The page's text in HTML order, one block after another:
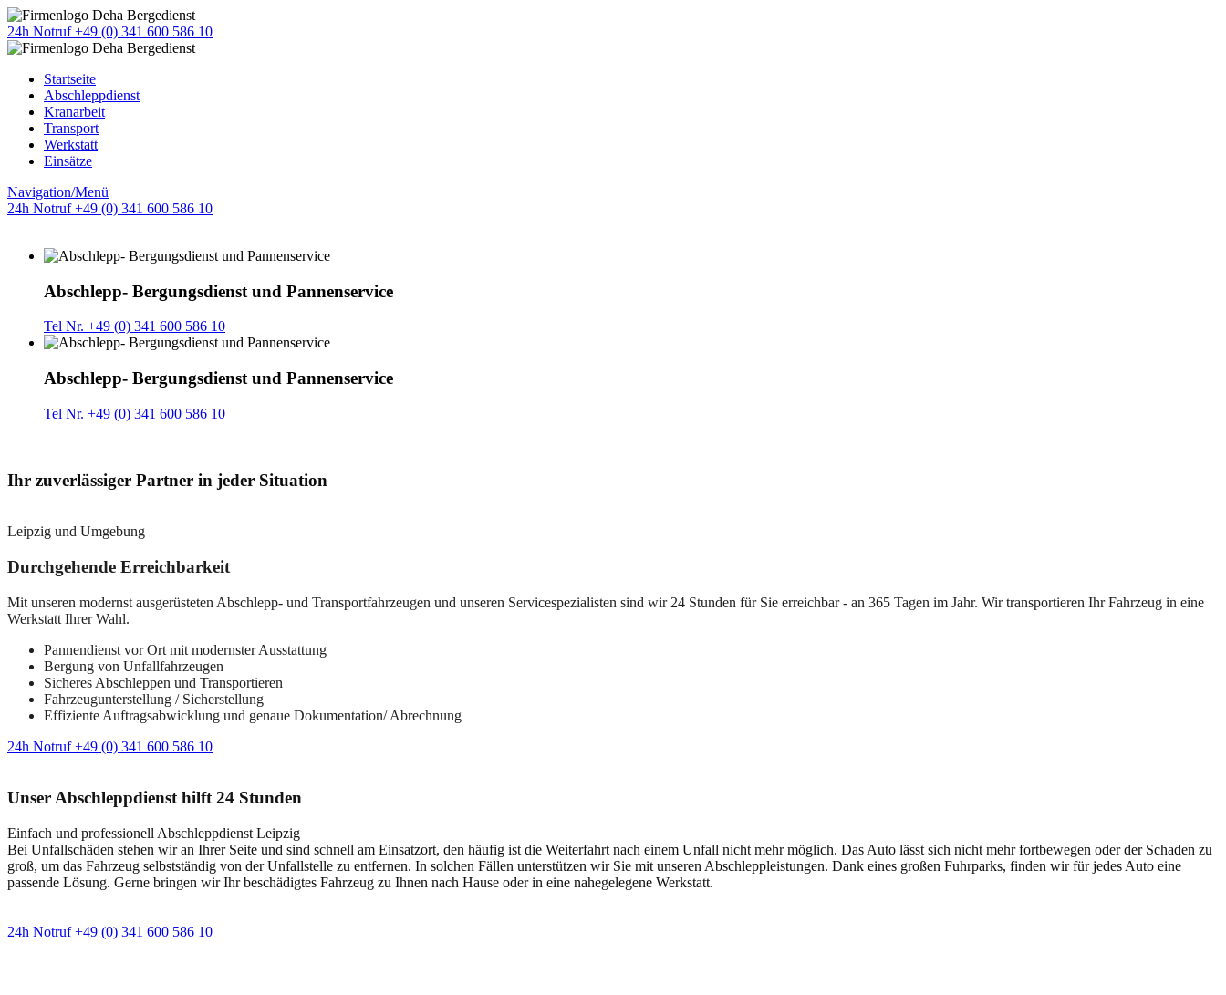
24h Notruf +49 (0) 341 600 586 10
Startseite
Abschleppdienst
Kranarbeit
Transport
Werkstatt
Einsätze
Navigation/Menü
24h Notruf +49 (0) 341 600 586 10
Abschlepp- Bergungsdienst und Pannenservice
Tel Nr. +49 (0) 341 600 586 10
Abschlepp- Bergungsdienst und Pannenservice
Tel Nr. +49 (0) 341 600 586 10
Ihr zuverlässiger Partner in jeder Situation
Leipzig und Umgebung
Durchgehende Erreichbarkeit
Mit unseren modernst ausgerüsteten Abschlepp- und Transportfahrzeugen und unseren Servicespezialisten sind wir 24 Stunden für Sie erreichbar - an 365 Tagen im Jahr. Wir transportieren Ihr Fahrzeug in eine
Werkstatt Ihrer Wahl.
Pannendienst vor Ort mit modernster Ausstattung
Bergung von Unfallfahrzeugen
Sicheres Abschleppen und Transportieren
Fahrzeugunterstellung / Sicherstellung
Effiziente Auftragsabwicklung und genaue Dokumentation/ Abrechnung
24h Notruf +49 (0) 341 600 586 10
Unser Abschleppdienst hilft 24 Stunden
Einfach und professionell Abschleppdienst Leipzig
Bei Unfallschäden stehen wir an Ihrer Seite und sind schnell am Einsatzort, den häufig ist die Weiterfahrt nach einem Unfall nicht mehr möglich. Das Auto lässt sich nicht mehr fortbewegen oder der Schaden zu
groß, um das Fahrzeug selbstständig von der Unfallstelle zu entfernen. In solchen Fällen unterstützen wir Sie mit unseren Abschleppleistungen. Dank eines großen Fuhrparks, finden wir für jedes Auto eine
passende Lösung. Gerne bringen wir Ihr beschädigtes Fahrzeug zu Ihnen nach Hause oder in eine nahegelegene Werkstatt.
24h Notruf +49 (0) 341 600 586 10